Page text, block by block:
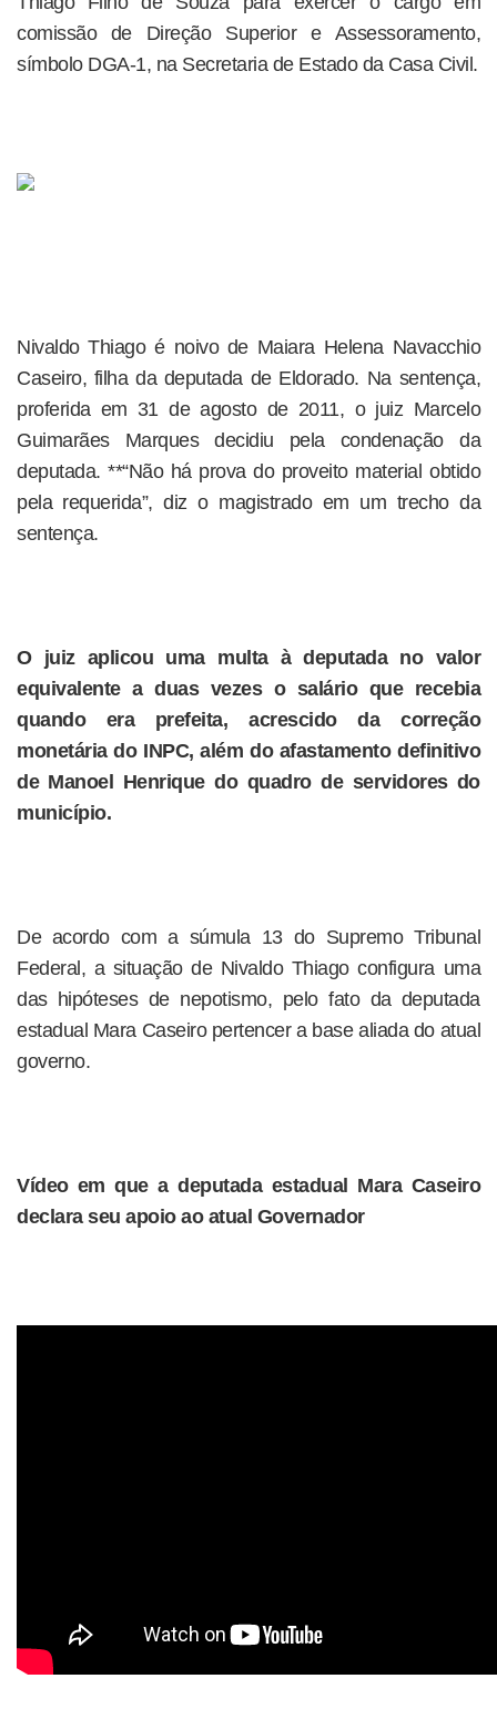
comissão de Direção Superior e Assessoramento,
símbolo DGA-1, na Secretaria de Estado da Casa Civil.
Nivaldo Thiago é noivo de Maiara Helena Navacchio
Caseiro, filha da deputada de Eldorado. Na sentença,
proferida em 31 de agosto de 2011, o juiz Marcelo
Guimarães Marques decidiu pela condenação da
deputada. **“Não há prova do proveito material obtido
pela requerida”, diz o magistrado em um trecho da
sentença.
O juiz aplicou uma multa à deputada no valor
equivalente a duas vezes o salário que recebia
quando era prefeita, acrescido da correção
monetária do INPC, além do afastamento definitivo
de Manoel Henrique do quadro de servidores do
município.
De acordo com a súmula 13 do Supremo Tribunal
Federal, a situação de Nivaldo Thiago configura uma
das hipóteses de nepotismo, pelo fato da deputada
estadual Mara Caseiro pertencer a base aliada do atual
governo.
Vídeo em que a deputada estadual Mara Caseiro
declara seu apoio ao atual Governador